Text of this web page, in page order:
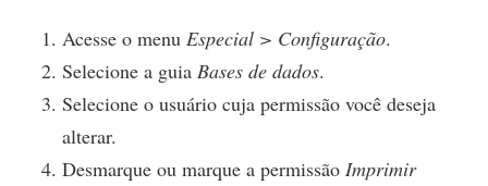
Acesse o menu Especial > Configuração.
Selecione a guia Bases de dados.
Selecione o usuário cuja permissão você deseja
alterar.
Desmarque ou marque a permissão Imprimir